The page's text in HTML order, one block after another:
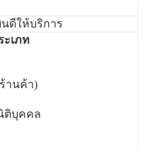
ดีให้บริการ
ะเภท
านค้า)
ติบุคคล